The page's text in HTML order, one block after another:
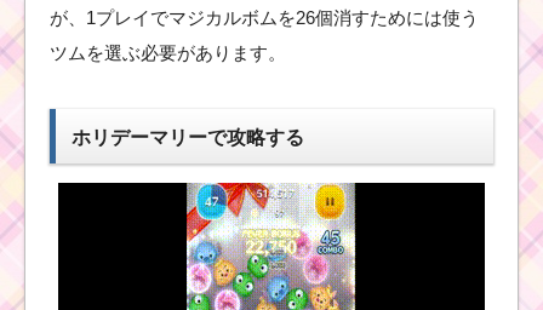
耳が丸いツムでマイツ
ムを1プレイで110個消
すミッションを攻略す
ツムツム新イベント3
月！ライオンキングイ
ベントカードのクリア
報酬全24個
が、1プレイでマジカルボムを26個消すためには使う
ツムを選ぶ必要があります。
ホリデーマリーで攻略する